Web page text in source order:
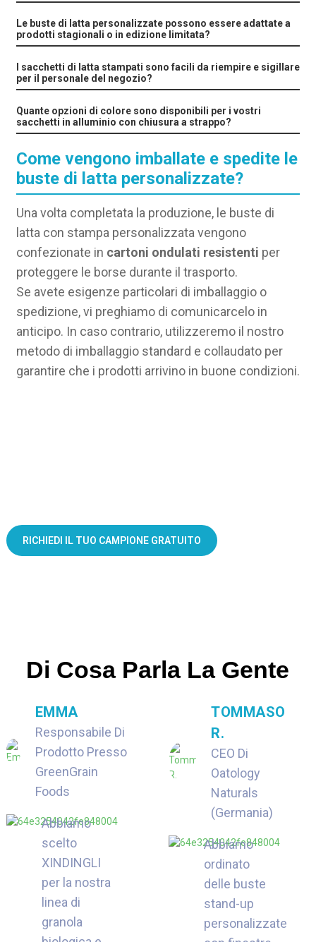
Le buste di latta personalizzate possono essere adattate a
prodotti stagionali o in edizione limitata?
I sacchetti di latta stampati sono facili da riempire e sigillare
per il personale del negozio?
Quante opzioni di colore sono disponibili per i vostri
sacchetti in alluminio con chiusura a strappo?
Come vengono imballate e spedite le
buste di latta personalizzate?
Una volta completata la produzione, le buste di
latta con stampa personalizzata vengono
confezionate in cartoni ondulati resistenti per
proteggere le borse durante il trasporto.
Se avete esigenze particolari di imballaggio o
spedizione, vi preghiamo di comunicarcelo in
anticipo. In caso contrario, utilizzeremo il nostro
metodo di imballaggio standard e collaudato per
garantire che i prodotti arrivino in buone condizioni.
RICHIEDI IL TUO CAMPIONE GRATUITO
Di Cosa Parla La Gente
EMMA
Responsabile Di
Prodotto Presso
GreenGrain
Foods
Abbiamo
scelto
XINDINGLI
per la nostra
linea di
granola
TOMMASO
R.
CEO Di
Oatology
Naturals
(Germania)
Abbiamo
ordinato
delle buste
stand-up
personalizzate